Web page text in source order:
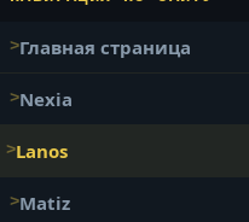
Главная страница
Nexia
Lanos
Matiz